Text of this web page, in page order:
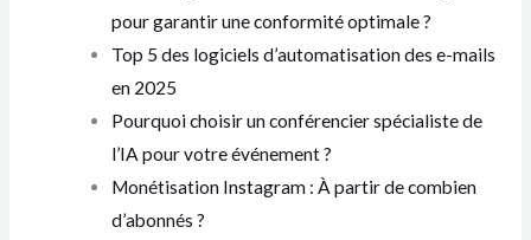
pour garantir une conformité optimale ?
Top 5 des logiciels d’automatisation des e-mails
en 2025
Pourquoi choisir un conférencier spécialiste de
l’IA pour votre événement ?
Monétisation Instagram : À partir de combien
d’abonnés ?